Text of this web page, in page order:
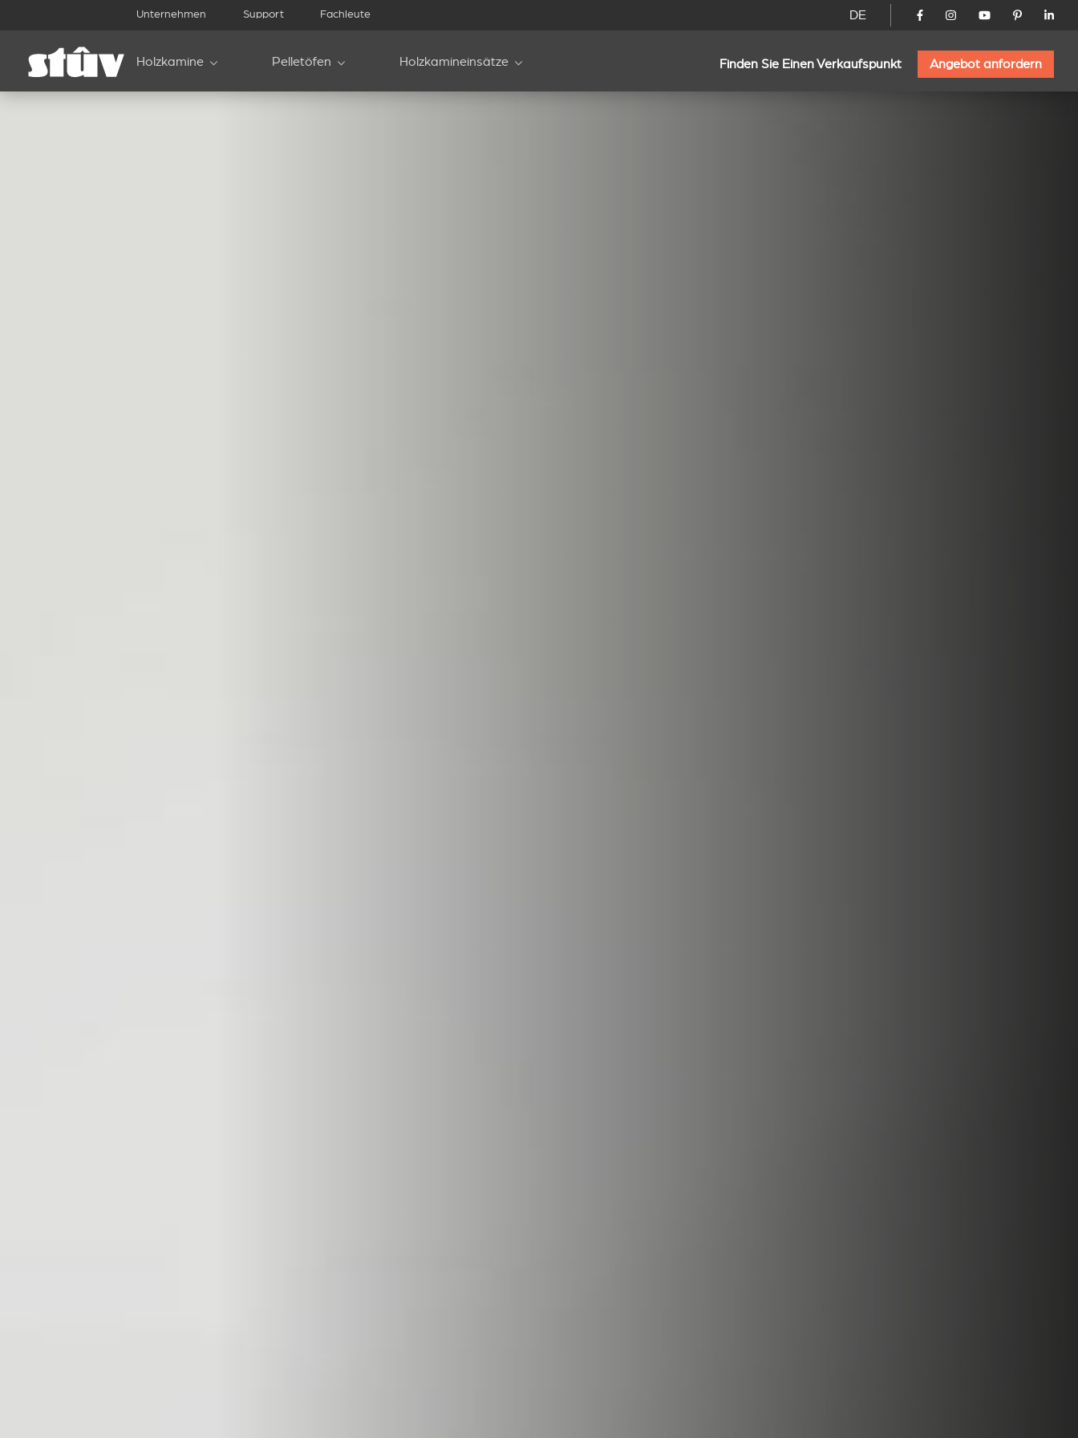
Unternehmen Support Fachleute DE
Holzkamine Pelletöfen Holzkamineinsätze Finden Sie Einen Verkaufspunkt Angebot anfordern